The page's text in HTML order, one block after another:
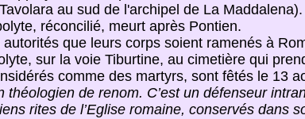
au sud de l'archipel de La
réconcilié, meurt après Pontien.
que leurs corps soient ramenés à
sur la voie Tiburtine, au cimetière qui
comme des martyrs, sont fêtés le 13
de renom. C’est un défenseur
rites de l’Eglise romaine, conservés dans